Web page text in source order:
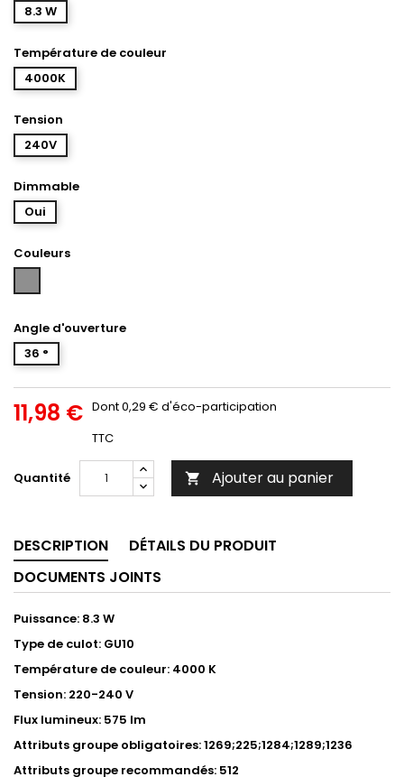
8.3 W
Température de couleur
4000K
Tension
240V
Dimmable
Oui
Couleurs
Angle d'ouverture
36 °
11,98 € Dont 0,29 € d'éco-participation
TTC
Quantité  Ajouter au panier
DESCRIPTION
DÉTAILS DU PRODUIT
DOCUMENTS JOINTS
Puissance: 8.3 W
Type de culot: GU10
Température de couleur: 4000 K
Tension: 220-240 V
Flux lumineux: 575 lm
Attributs groupe obligatoires: 1269;225;1284;1289;1236
Attributs groupe recommandés: 512